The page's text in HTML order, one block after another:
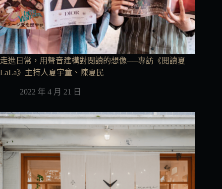
走進日常，用聲音建構對閱讀的想像──專訪《閱讀夏
LaLa》主持人夏宇童、陳夏民
2022 年 4 月 21 日